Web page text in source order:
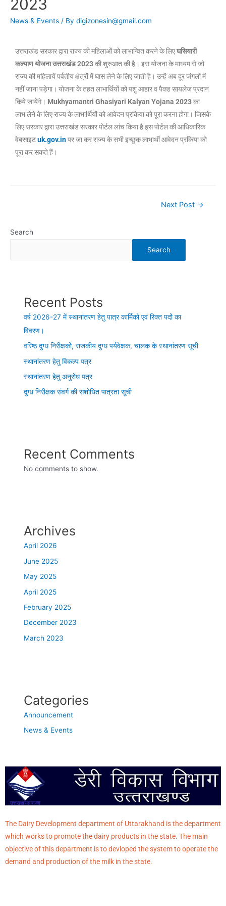
2023
News & Events / By digizonesin@gmail.com
उत्तराखंड सरकार द्वारा राज्य की महिलाओं को लाभान्वित करने के लिएघसियारी
कल्याण योजना उत्तराखंड 2023की शुरुआत की है। इस योजना के माध्यम से जो
राज्य की महिलायें पर्वतीय क्षेत्रों में घास लेने के लिए जाती है। उन्हें अब दूर जंगलों में
नहीं जाना पड़ेगा। योजना के तहत लाभार्थियों को पशु आहार व पैक्ड सायलेज प्रदान
किये जायेगे। Mukhyamantri Ghasiyari Kalyan Yojana 2023का
लाभ लेने के लिए राज्य के लाभार्थियों को आवेदन प्रकिया को पूरा करना होगा। जिसके
लिए सरकार द्वारा उत्तराखंड सरकार पोर्टल लांच किया है इस पोर्टल की आधिकारिक
वेबसाइटuk.gov.inपर जा कर राज्य के सभी इच्छुक लाभार्थी आवेदन प्रकिया को
पूरा कर सकते हैं।
Next Post →
Search
Search
Recent Posts
वर्ष 2026-27 में स्थानांतरण हेतु पात्र कार्मिको एवं रिक्त पदों का
विवरण।
वरिष्ठ दुग्ध निरीक्षकों, राजकीय दुग्ध पर्यवेक्षक, चालक के स्थानांतरण सूची
स्थानांतरण हेतु विकल्प पत्र
स्थानांतरण हेतु अनुरोध पत्र
दुग्ध निरीक्षक संवर्ग की संशोधित पात्रता सूची
Recent Comments
No comments to show.
Archives
April 2026
June 2025
May 2025
April 2025
February 2025
December 2023
March 2023
Categories
Announcement
News & Events
The Dairy Development department of Uttarakhand is the department
which works to promote the dairy products in the state. The main
objective of this department is to devloped the system to operate the
demand and production of the milk in the state.